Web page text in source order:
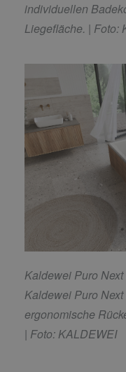
individuellen
Liegefläche. | Foto:
Kaldewei Puro
Kaldewei Puro
ergonomische
| Foto: KALDEWEI